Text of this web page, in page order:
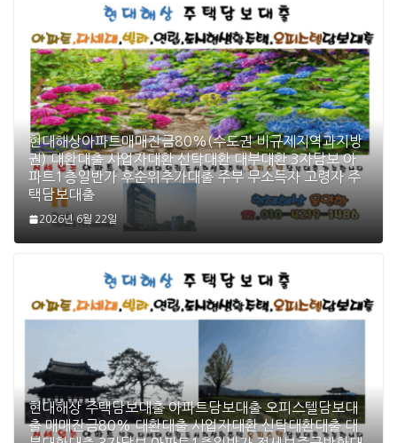
현대해상아파트매매잔금80%(수도권 비규제지역과지방
권) 대환대출 사업자대환 신탁대환 대부대환 3자담보 아
파트1층일반가 후순위추가대출 주부 무소득자 고령자 주
택담보대출
2026년 6월 22일
현대해상 주택담보대출 아파트담보대출 오피스텔담보대
출 매매잔금80% 대환대출 사업자대환 신탁대환대출 대